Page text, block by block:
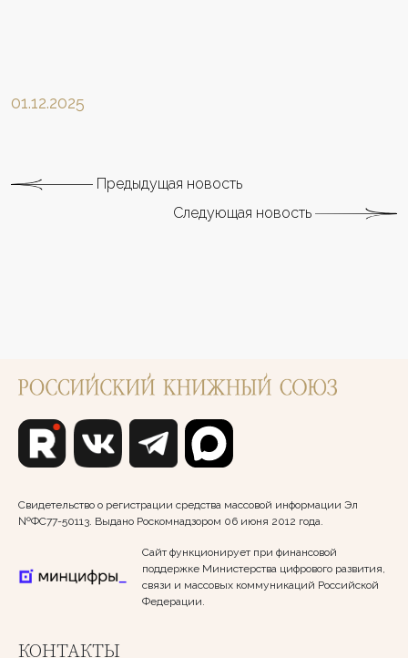
01.12.2025
Предыдущая новость
Следующая новость
Свидетельство о регистрации средства массовой информации Эл
№ФС77-50113. Выдано Роскомнадзором 06 июня 2012 года.
Сайт функционирует при финансовой
поддержке Министерства цифрового развития,
связи и массовых коммуникаций Российской
Федерации.
КОНТАКТЫ